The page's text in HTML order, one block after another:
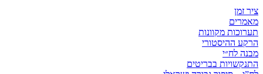
ציר זמן
מאמרים
תערוכות מקוונות
הרקע ההיסטורי
מבנה לח״י
התנקשויות בבריטים